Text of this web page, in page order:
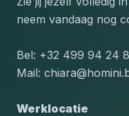
neem vandaag nog
Bel: +32 499 94 24
Mail:
Werklocatie